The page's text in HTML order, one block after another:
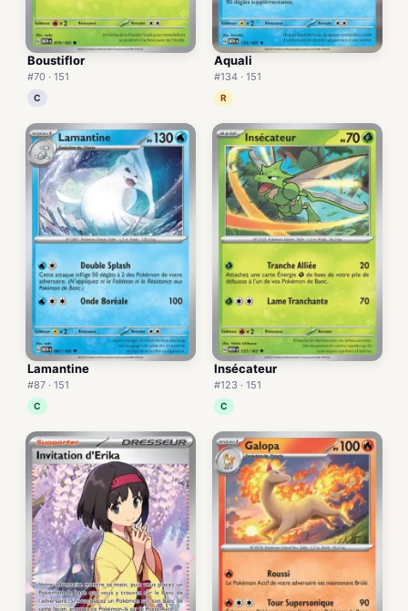
Boustiflor
#70 · 151
C
Aquali
#134 · 151
R
Lamantine
#87 · 151
C
Insécateur
#123 · 151
C